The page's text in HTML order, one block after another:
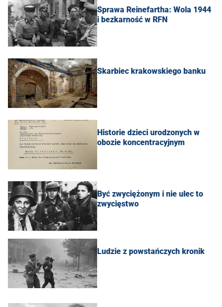
Sprawa Reinefartha: Wola 1944
i bezkarność w RFN
Skarbiec krakowskiego banku
Historie dzieci urodzonych w
obozie koncentracyjnym
Być zwyciężonym i nie ulec to
zwycięstwo
Ludzie z powstańczych kronik